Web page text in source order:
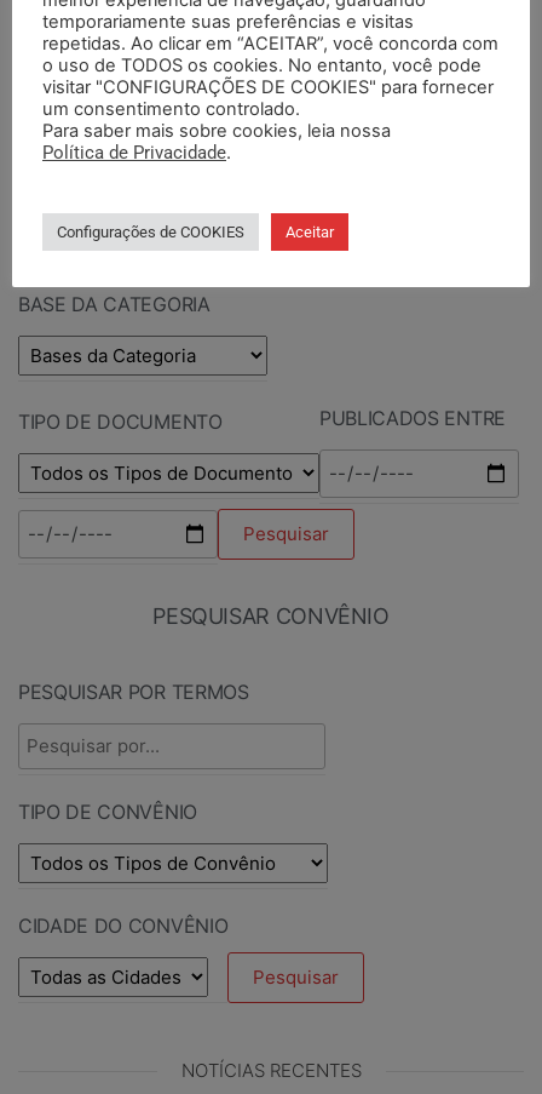
PESQUISAR DOCUMENTOS
BASE DA CATEGORIA
TIPO DE DOCUMENTO PUBLICADOS ENTRE
PESQUISAR CONVÊNIO
PESQUISAR POR TERMOS
TIPO DE CONVÊNIO
CIDADE DO CONVÊNIO
NOTÍCIAS RECENTES
temporariamente suas preferências e visitas
repetidas. Ao clicar em “ACEITAR”, você concorda com
o uso de TODOS os cookies. No entanto, você pode
visitar "CONFIGURAÇÕES DE COOKIES" para fornecer
um consentimento controlado.
Para saber mais sobre cookies, leia nossa
Política de Privacidade.
Configurações de COOKIES Aceitar